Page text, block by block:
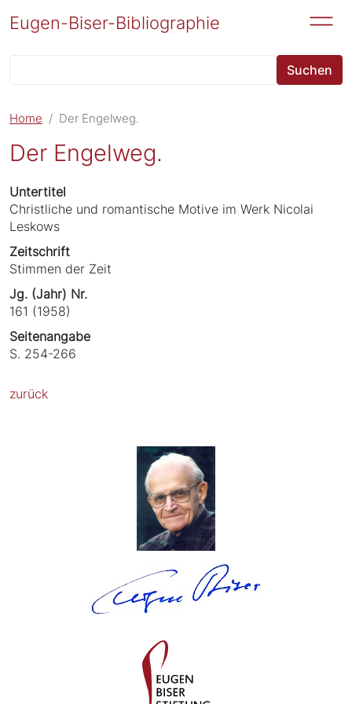
Eugen-Biser-Bibliographie
Suchen
Home Der Engelweg.
Der Engelweg.
Untertitel
Christliche und romantische Motive im Werk Nicolai
Leskows
Zeitschrift
Stimmen der Zeit
Jg. (Jahr) Nr.
161 (1958)
Seitenangabe
S. 254-266
zurück